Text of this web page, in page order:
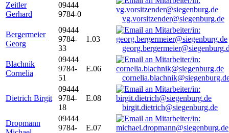
Zeitler
Gerhard
09444
9784-0
vg.vorsitzender@siegenburg.de
Bergermeier
Georg
09444
9784-
33
1.03
Blachnik
Cornelia
09444
9784-
51
E.06
Dietrich Birgit
09444
9784-
18
E.08
birgit.dietrich@siegenburg.de
Dropmann
09444
9784-
E.07